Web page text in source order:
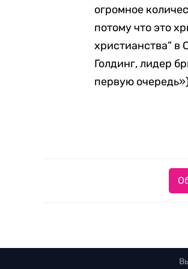
огромное
потому что это
христианства” в
Голдинг, лидер
первую